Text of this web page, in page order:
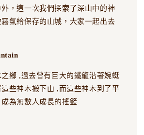
，這一次我們探索了深山中的神
氣給保存的山城，大家一起出去
鄉 ,過去曾有巨大的鐵龍沿著婉蜓
些神木搬下山 ,而這些神木到了平
為無數人成長的搖籃